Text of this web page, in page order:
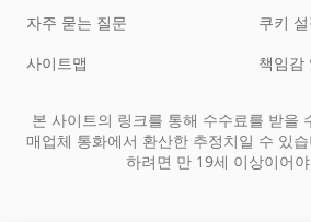
자주 묻는 질문
사이트맵
쿠키 설
책임감
본 사이트의 링크를 통해 수수료를 받을
매업체 통화에서 환산한 추정치일 수 있
하려면 만 19세 이상이어